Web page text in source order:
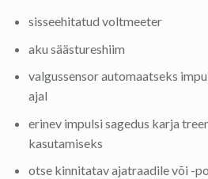
sisseehitatud voltmeeter
aku säästureshiim
valgussensor automaatseks
ajal
erinev impulsi sagedus karja
kasutamiseks
otse kinnitatav ajatraadile või -